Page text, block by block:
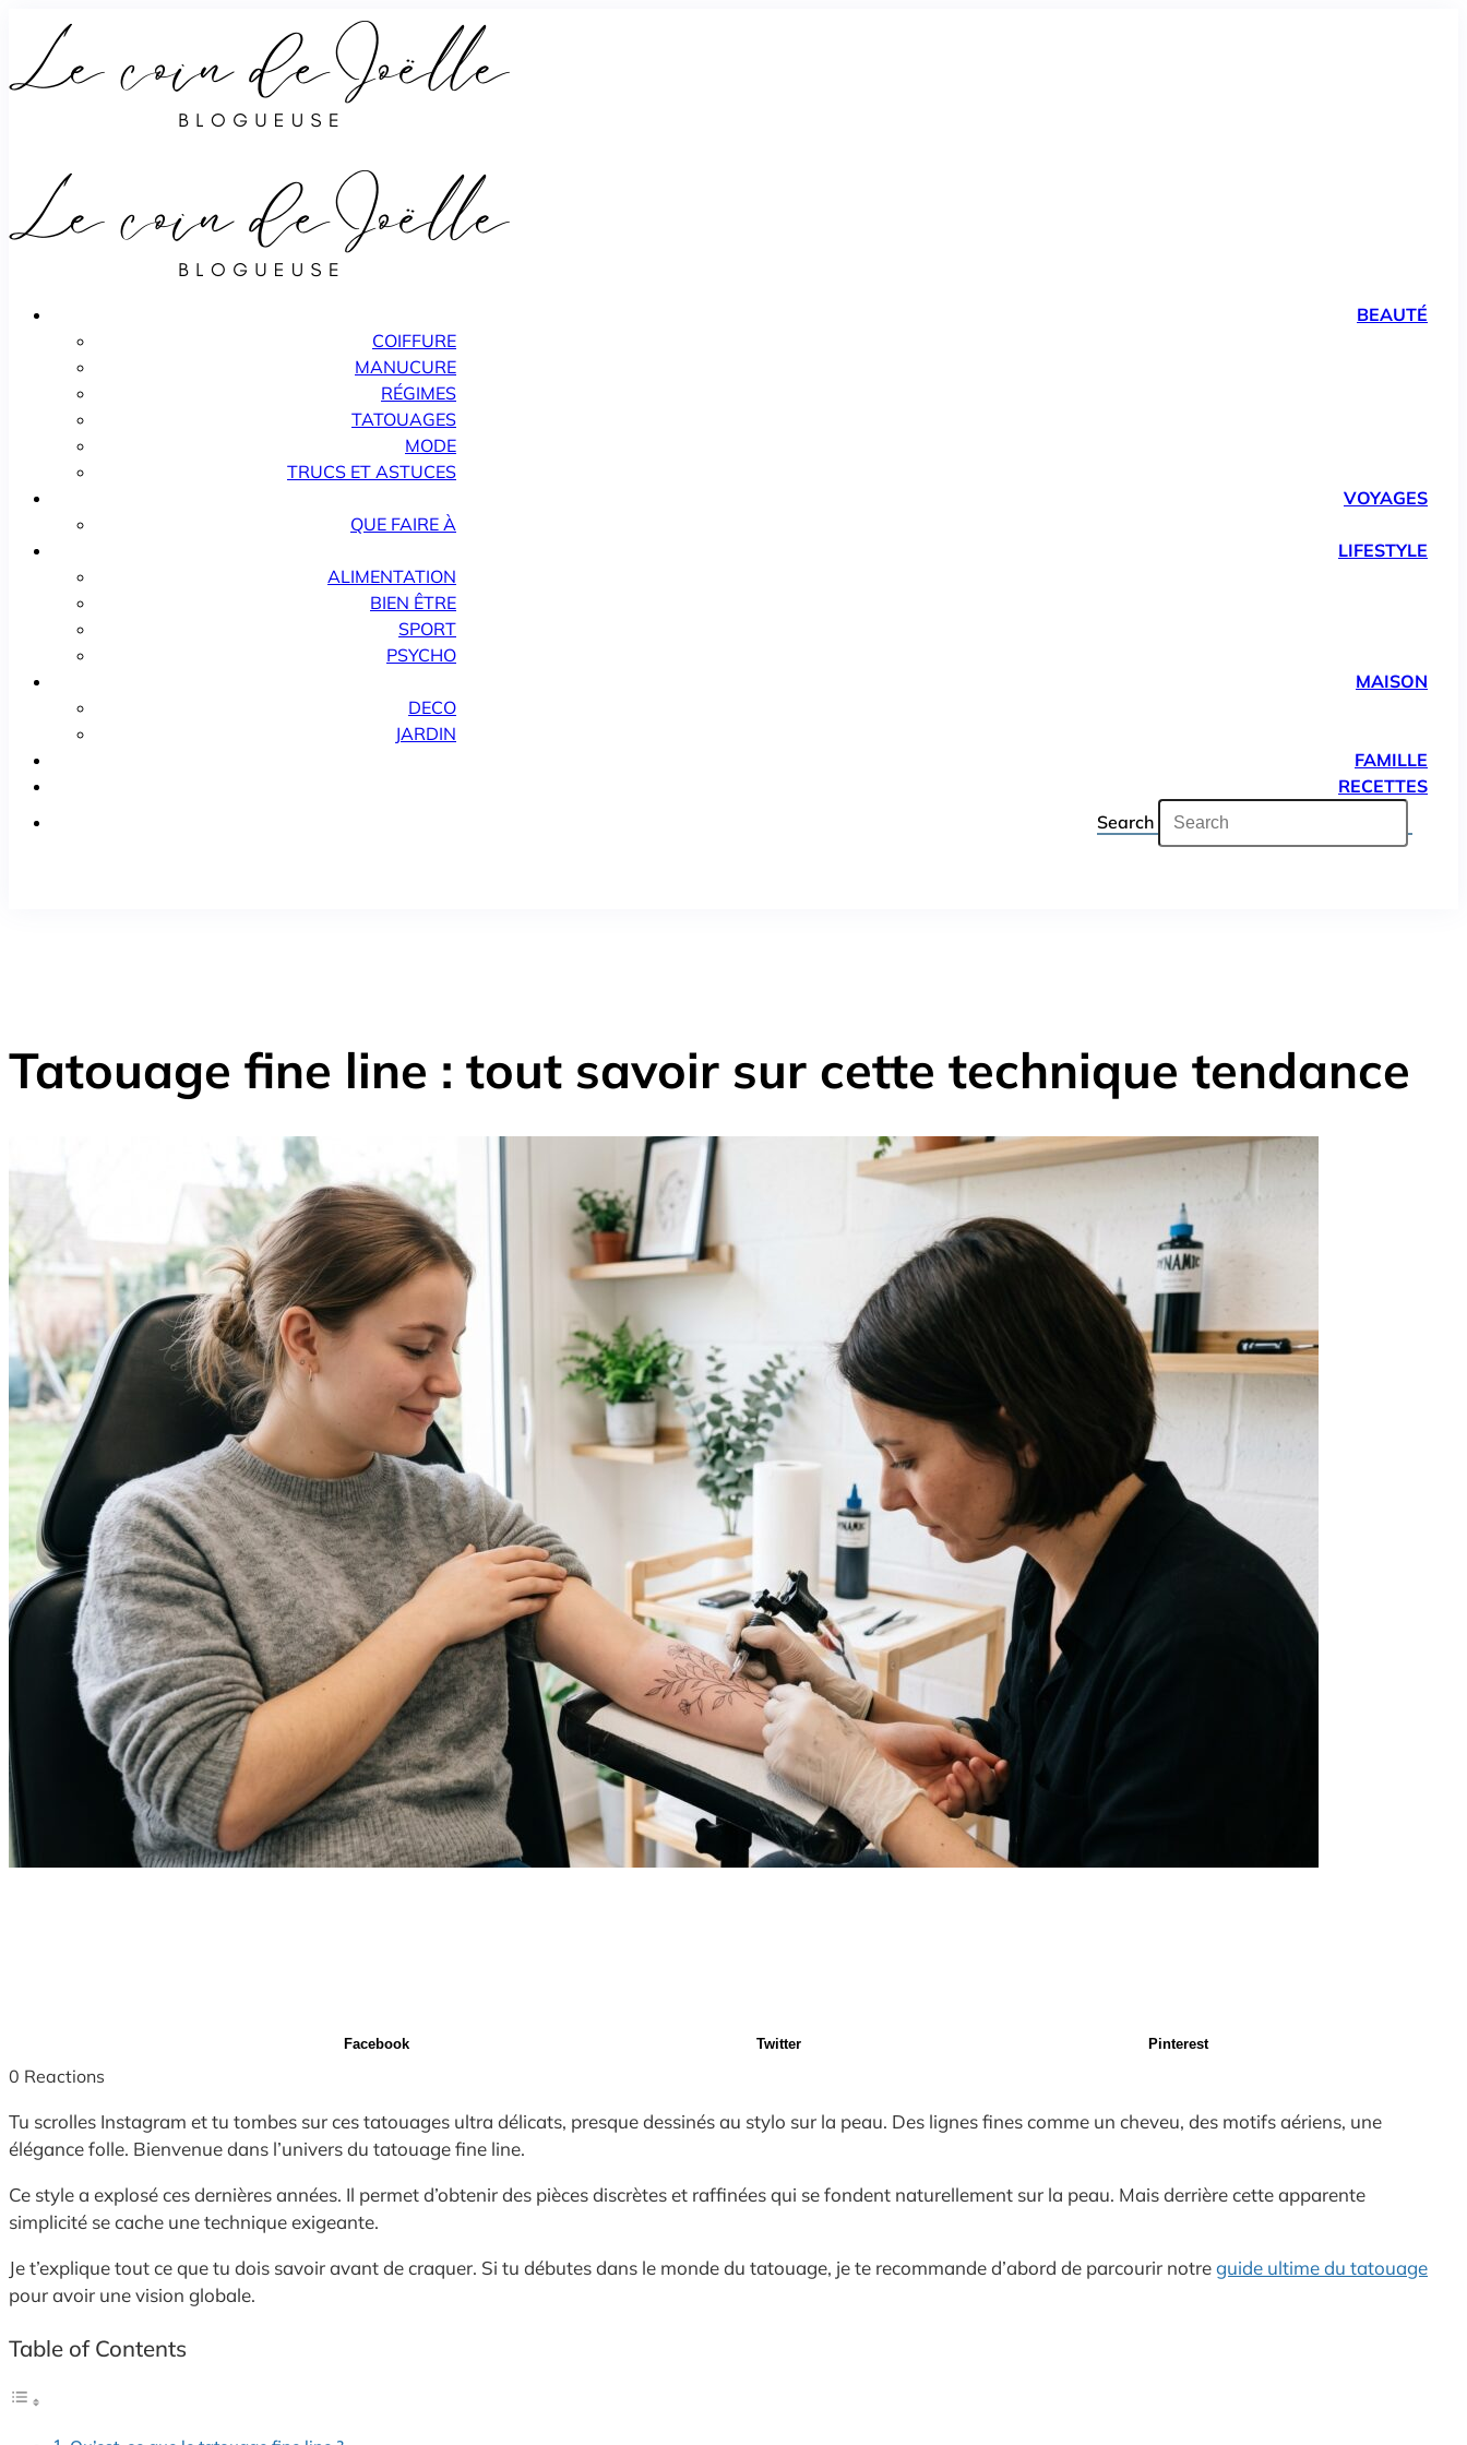
BEAUTÉ
COIFFURE
MANUCURE
RÉGIMES
TATOUAGES
MODE
TRUCS ET ASTUCES
VOYAGES
QUE FAIRE À
LIFESTYLE
ALIMENTATION
BIEN ÊTRE
SPORT
PSYCHO
MAISON
DECO
JARDIN
FAMILLE
RECETTES
Search
Tatouage fine line : tout savoir sur cette technique tendance
Facebook Twitter Pinterest
0 Reactions
Tu scrolles Instagram et tu tombes sur ces tatouages ultra délicats, presque dessinés au stylo sur la peau. Des lignes fines comme un cheveu, des motifs aériens, une
élégance folle. Bienvenue dans l’univers du tatouage fine line.
Ce style a explosé ces dernières années. Il permet d’obtenir des pièces discrètes et raffinées qui se fondent naturellement sur la peau. Mais derrière cette apparente
simplicité se cache une technique exigeante.
Je t’explique tout ce que tu dois savoir avant de craquer. Si tu débutes dans le monde du tatouage, je te recommande d’abord de parcourir notreguide ultime du tatouage
pour avoir une vision globale.
Table of Contents